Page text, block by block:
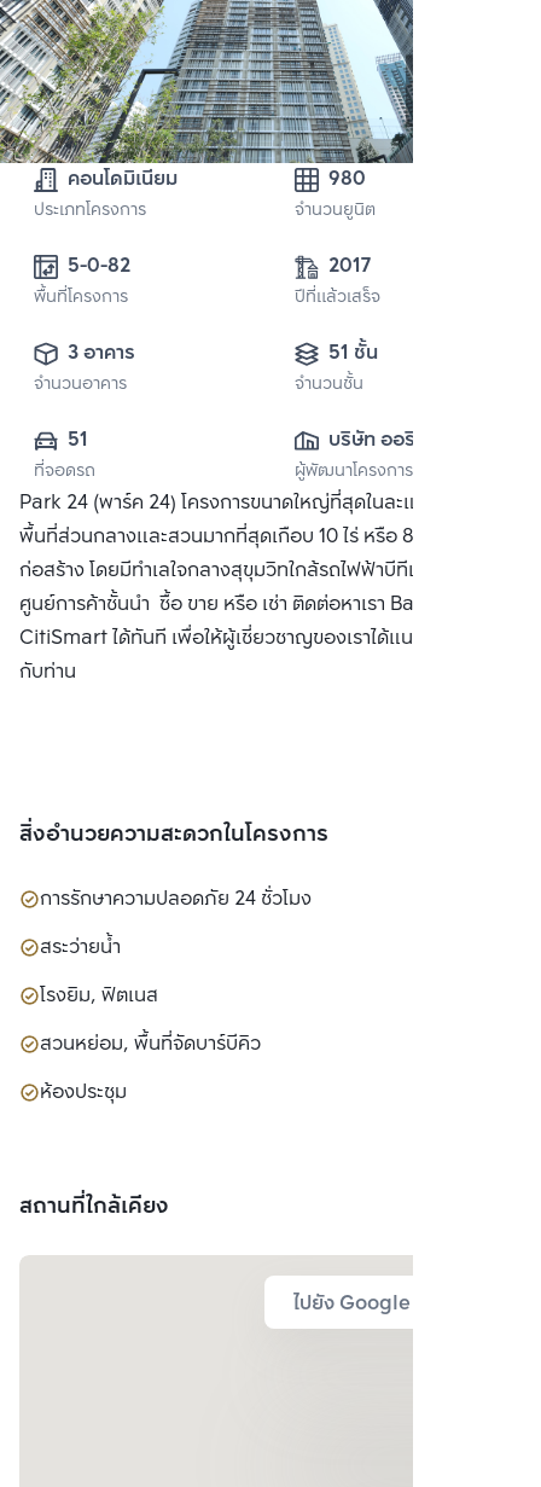
คอนโดมิเนียม
ประเภทโครงการ
980
จำนวนยูนิต
พื้นที่โครงการ
2017
ปีที่แล้วเสร็จ
3 อาคาร
จำนวนอาคาร
51 ชั้น
จำนวนชั้น
51
ที่จอดรถ
บริษัท ออริจิ้น
พร็อพเพอร์ตี้ จำกัด
(มหาชน)
ผู้พัฒนาโครงการ
Park 24 (พาร์ค 24) โครงการขนาดใหญ่ที่สุดในละแวกเดียวกัน มี
พื้นที่ส่วนกลางและสวนมากที่สุดเกือบ 10 ไร่ หรือ 80% ของพื้นที่
ก่อสร้าง โดยมีทำเลใจกลางสุขุมวิทใกล้รถไฟฟ้าบีทีเอสและ
ศูนย์การค้าชั้นนำ ซื้อ ขาย หรือ เช่า ติดต่อหาเรา Bangkok
CitiSmart ได้ทันที เพื่อให้ผู้เชี่ยวชาญของเราได้แนะนำคอนโดให้
กับท่าน
สิ่งอำนวยความสะดวกในโครงการ
การรักษาความปลอดภัย 24 ชั่วโมง
สระว่ายน้ำ
โรงยิม, ฟิตเนส
สวนหย่อม, พื้นที่จัดบาร์บีคิว
ห้องประชุม
สถานที่ใกล้เคียง
ไปยัง Google Map